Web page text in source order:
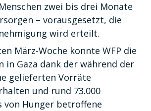
zwei bis drei Monate
– vorausgesetzt, die
wird erteilt.
März-Woche konnte WFP die
in Gaza dank der während der
gelieferten Vorräte
und rund 73.000
von Hunger betroffene